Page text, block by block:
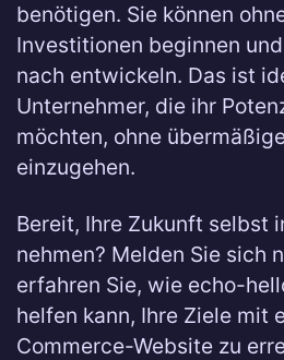
benötigen. Sie können
Investitionen beginnen
nach entwickeln. Das ist
Unternehmer, die ihr
möchten, ohne
einzugehen.
Bereit, Ihre Zukunft selbst
nehmen? Melden Sie sich
erfahren Sie, wie echo-
helfen kann, Ihre Ziele mit
Commerce-Website zu